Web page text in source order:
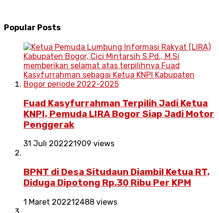
Popular Posts
Fuad Kasyfurrahman Terpilih Jadi Ketua
KNPI, Pemuda LIRA Bogor Siap Jadi Motor
Penggerak
31 Juli 202221909 views
BPNT di Desa Situdaun Diambil Ketua RT,
Diduga Dipotong Rp.30 Ribu Per KPM
1 Maret 202212488 views